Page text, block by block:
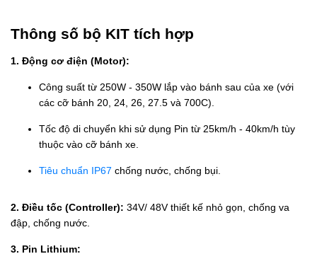
Thông số bộ KIT tích hợp
1. Động cơ điện (Motor):
Công suất từ 250W - 350W lắp vào bánh sau của xe (với
các cỡ bánh 20, 24, 26, 27.5 và 700C).
Tốc độ di chuyển khi sử dụng Pin từ 25km/h - 40km/h tùy
thuộc vào cỡ bánh xe.
Tiêu chuẩn IP67 chống nước, chống bụi.
2. Điều tốc (Controller): 34V/ 48V thiết kế nhỏ gọn, chống va
đập, chống nước.
3. Pin Lithium: